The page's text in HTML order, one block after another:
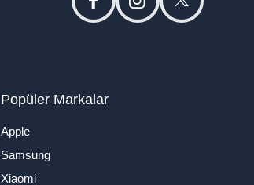
facebookinstagramtwitter
Popüler Markalar
Apple
Samsung
Xiaomi